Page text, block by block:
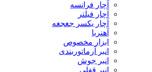
آچار فرانسه
آچار فیلتر
آچار یکسر جغجغه
آهنربا
ابزار مخصوص
انبر آرماتوربندی
انبر جوش
انبر قفلی